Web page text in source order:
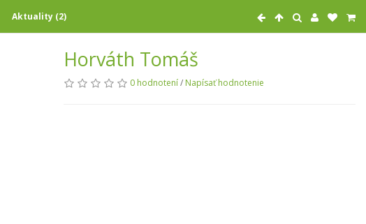
Aktuality (2)
Horváth Tomáš
0 hodnotení/ Napísať hodnotenie